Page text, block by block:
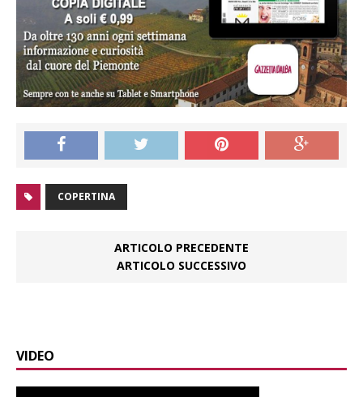
COPERTINA
ARTICOLO PRECEDENTE
ARTICOLO SUCCESSIVO
VIDEO